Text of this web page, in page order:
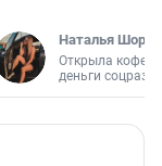
Наталья
Открыла
деньги